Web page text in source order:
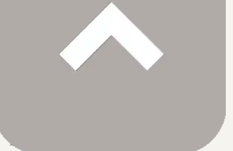
各種ブランドのカードをご利用いただけます。
【Paidy（後払い/コンビニ払い）】
お支払後の在庫確保となりますため、お早めにお支払をお願いし
なお、お支払口座は、注文確認メールに記載しております。
振込手数料はお客様負担となります。
送料：100円（税込）（全国一律）